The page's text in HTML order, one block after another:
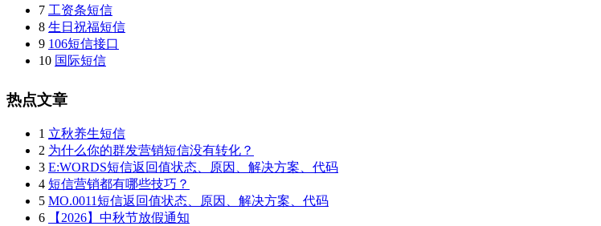
7 工资条短信
8 生日祝福短信
9 106短信接口
10 国际短信
热点文章
1 立秋养生短信
2 为什么你的群发营销短信没有转化？
3 E:WORDS短信返回值状态、原因、解决方案、代码
4 短信营销都有哪些技巧？
5 MO.0011短信返回值状态、原因、解决方案、代码
6
【2026】中秋节放假通知